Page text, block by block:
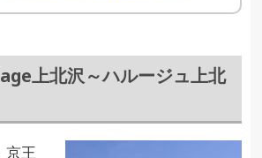
上北沢～ハルージュ上北
京王